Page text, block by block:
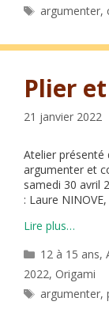
Étiquettes
argumenter,
Plier
21 janvier 2022
Atelier présenté
argumenter et
samedi 30 avril
: Laure
Lire plus…
Catégories
12 à 15 ans,
2022, Origami
Étiquettes
argumenter,